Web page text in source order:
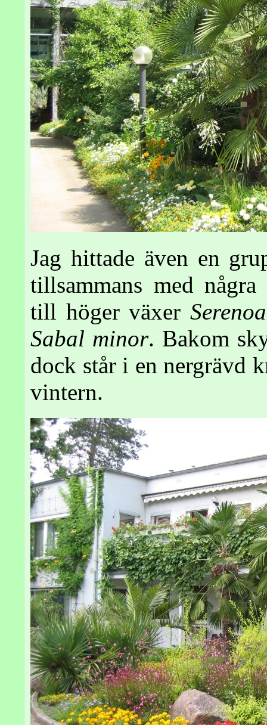
Jag hittade även en
tillsammans med
till höger växer
Sabal minor. Bakom
dock står i en nergrävd
vintern.